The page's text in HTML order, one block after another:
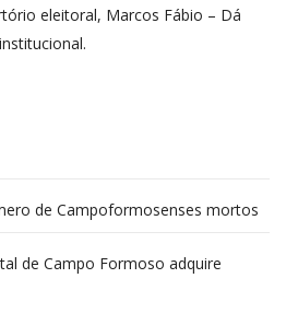
eleitoral, Marcos Fábio – Dá
de Campoformosenses mortos
em desabamentos são
de Campo Formoso adquire